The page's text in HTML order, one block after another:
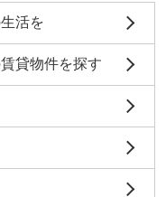
活を
貸物件を探す